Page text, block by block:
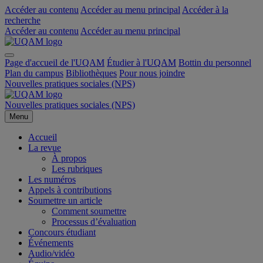
Accéder au contenu Accéder au menu principal Accéder à la
recherche
Accéder au contenu Accéder au menu principal
Page d'accueil de l'UQAM Étudier à l'UQAM Bottin du personnel
Plan du campus Bibliothèques Pour nous joindre
Nouvelles pratiques sociales (NPS)
Nouvelles pratiques sociales (NPS)
Menu
Accueil
La revue
À propos
Les rubriques
Les numéros
Appels à contributions
Soumettre un article
Comment soumettre
Processus d’évaluation
Concours étudiant
Événements
Audio/vidéo